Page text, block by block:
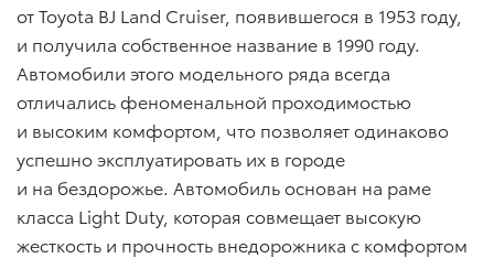
от Toyota BJ Land Cruiser, появившегося в 1953 году,
и получила собственное название в 1990 году.
Автомобили этого модельного ряда всегда
отличались феноменальной проходимостью
и высоким комфортом, что позволяет одинаково
успешно эксплуатировать их в городе
и на бездорожье. Автомобиль основан на раме
класса Light Duty, которая совмещает высокую
жесткость и прочность внедорожника с комфортом